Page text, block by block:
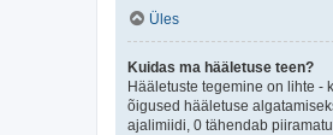
Üles
Kuidas ma hääletuse teen?
Hääletuste tegemine on lihte -
õigused hääletuse
ajalimiidi, 0 tähendab